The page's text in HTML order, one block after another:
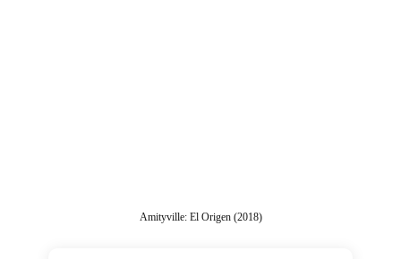
Amityville: El Origen (2018)